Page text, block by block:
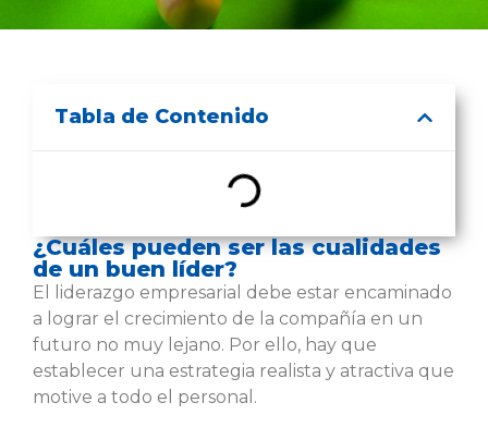
Tabla de Contenido
¿Cuáles pueden ser las cualidades
de un buen líder?
El liderazgo empresarial debe estar encaminado
a lograr el crecimiento de la compañía en un
futuro no muy lejano. Por ello, hay que
establecer una estrategia realista y atractiva que
motive a todo el personal.